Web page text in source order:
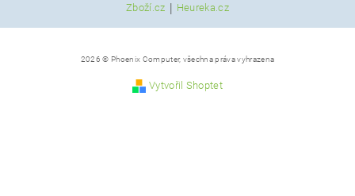
Zboží.cz | Heureka.cz
2026 © Phoenix Computer, všechna práva vyhrazena
Vytvořil Shoptet